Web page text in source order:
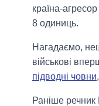
країна-
8 одиниць.
Нагадаємо,
військові
підводні човни
Раніше